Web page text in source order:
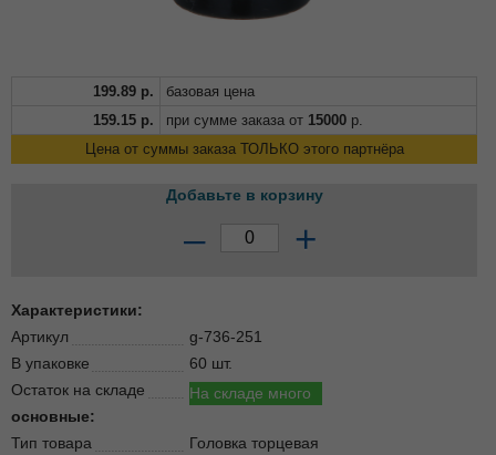
199.89 р.
базовая цена
159.15 р. при сумме заказа от 15000 р.
Цена от суммы заказа ТОЛЬКО этого партнёра
Добавьте в корзину
– +
Характеристики:
Артикул
g-736-251
В упаковке
60 шт.
Остаток на складе
На складе много
основные:
Тип товара
Головка торцевая